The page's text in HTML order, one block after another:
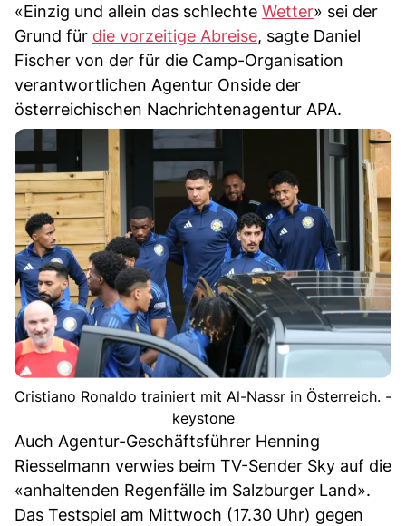
«Einzig und allein das schlechte Wetter» sei der
Grund für die vorzeitige Abreise, sagte Daniel
Fischer von der für die Camp-Organisation
verantwortlichen Agentur Onside der
österreichischen Nachrichtenagentur APA.
Cristiano Ronaldo trainiert mit Al-Nassr in Österreich. -
keystone
Auch Agentur-Geschäftsführer Henning
Riesselmann verwies beim TV-Sender Sky auf die
«anhaltenden Regenfälle im Salzburger Land».
Das Testspiel am Mittwoch (17.30 Uhr) gegen